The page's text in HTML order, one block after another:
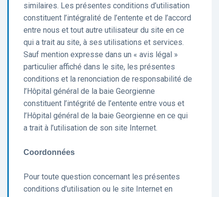
similaires. Les présentes conditions d’utilisation
constituent l’intégralité de l’entente et de l’accord
entre nous et tout autre utilisateur du site en ce
qui a trait au site, à ses utilisations et services.
Sauf mention expresse dans un « avis légal »
particulier affiché dans le site, les présentes
conditions et la renonciation de responsabilité de
l’Hôpital général de la baie Georgienne
constituent l’intégrité de l’entente entre vous et
l’Hôpital général de la baie Georgienne en ce qui
a trait à l’utilisation de son site Internet.
Coordonnées
Pour toute question concernant les présentes
conditions d’utilisation ou le site Internet en